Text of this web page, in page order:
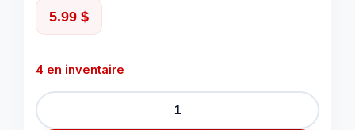
5.99 $
4 en inventaire
quantité
de